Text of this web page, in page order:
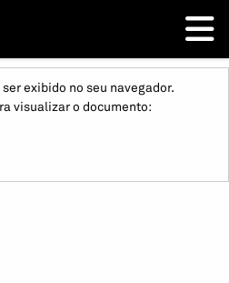
exibido no seu navegador.
visualizar o documento: